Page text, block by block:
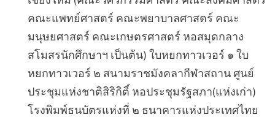
คณะแพทย์ศาสตร์ คณะพยาบาลศาสตร์ คณะ
มนุษยศาสตร์ คณะเกษตรศาสตร์ หอสมุดกลาง
สโมสรนักศึกษาฯ เป็นต้น) ใบหยกทาวเวอร์ ๑ ใบ
หยกทาวเวอร์ ๒ สนามราชมังคลากีฬาสถาน ศูนย์
ประชุมแห่งชาติสิริกิติ์ หอประชุมรัฐสภา(แห่งเก่า)
โรงพิมพ์ธนบัตรแห่งที่ ๒ ธนาคารแห่งประเทศไทย